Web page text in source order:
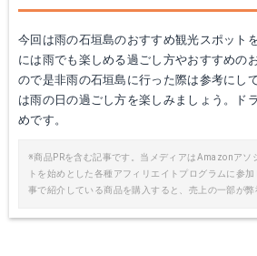
今回は雨の石垣島のおすすめ観光スポット
には雨でも楽しめる過ごし方やおすすめの
ので是非雨の石垣島に行った際は参考にし
は雨の日の過ごし方を楽しみましょう。ド
めです。
※商品PRを含む記事です。当メディアはAmazonアソ
トを始めとした各種アフィリエイトプログラムに参
事で紹介している商品を購入すると、売上の一部が弊